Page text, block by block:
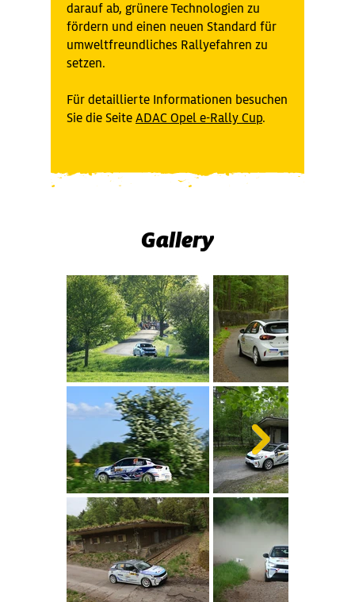
darauf ab, grünere Technologien zu
fördern und einen neuen Standard für
umweltfreundliches Rallyefahren zu
setzen.
Für detaillierte Informationen besuchen
Sie die Seite ADAC Opel e-Rally Cup.
Gallery